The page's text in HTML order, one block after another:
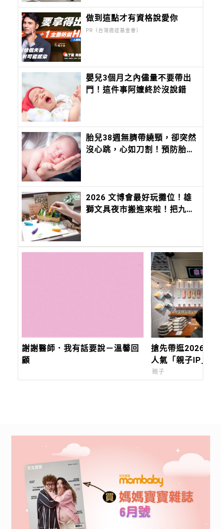
做到這點才有資格說愛你
PR（台灣癌症基金會）
嬰兒3個月之內儘量不要帶出
門！這件事阿嬤終於沒說錯
胎兒38週無臍帶繞頸，卻突然
沒心跳，心如刀割！預防胎死
2026 文博會最好玩攤位！雄
獅文具夜市搬進來啦！把九層
謝謝醫師．我有話要說－溫馨回
顧
搶先帶逛2026台
人氣「親子IP」與
創」，會讓孩子快
親子